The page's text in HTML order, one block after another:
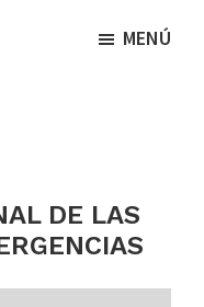
MENÚ
DE LAS